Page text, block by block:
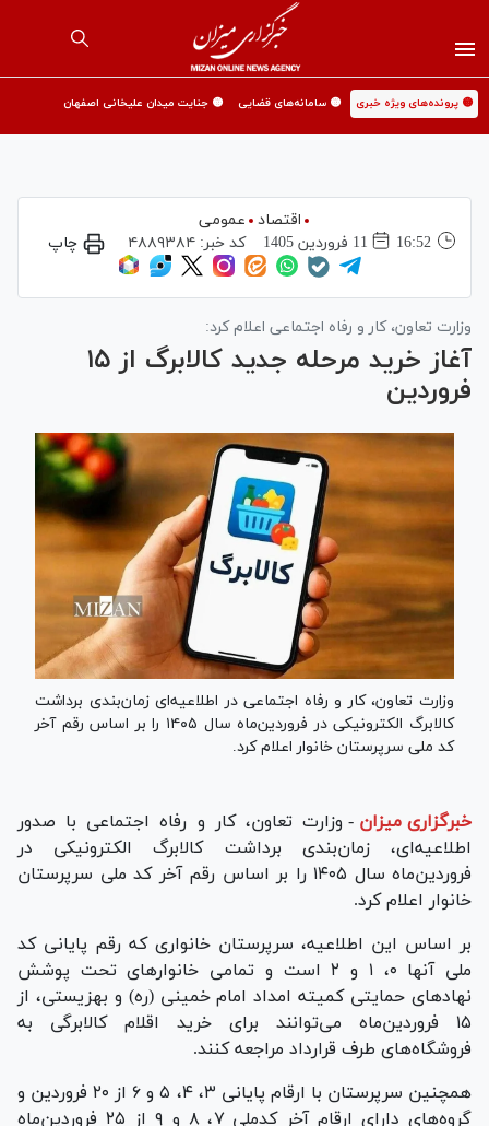
🟡 پرونده‌های ویژه خبری 🟡 سامانه‌های قضایی 🟡 جنایت میدان علیخانی اصفهان
اقتصاد
عمومی
16:52
11 فروردين 1405 کد خبر:۴۸۸۹۳۸۴ چاپ
وزارت تعاون، کار و رفاه اجتماعی اعلام کرد:
آغاز خرید مرحله جدید کالابرگ از ۱۵
فروردین
وزارت تعاون، کار و رفاه اجتماعی در اطلاعیه‌ای زمان‌بندی برداشت
کالابرگ الکترونیکی در فروردین‌ماه سال ۱۴۰۵ را بر اساس رقم آخر
کد ملی سرپرستان خانوار اعلام کرد.
خبرگزاری میزان - وزارت تعاون، کار و رفاه اجتماعی با صدور
اطلاعیه‌ای، زمان‌بندی برداشت کالابرگ الکترونیکی در
فروردین‌ماه سال ۱۴۰۵ را بر اساس رقم آخر کد ملی سرپرستان
خانوار اعلام کرد.
بر اساس این اطلاعیه، سرپرستان خانواری که رقم پایانی کد
ملی آنها ۰، ۱ و ۲ است و تمامی خانوار‌های تحت پوشش
نهاد‌های حمایتی کمیته امداد امام خمینی (ره) و بهزیستی، از
۱۵ فروردین‌ماه می‌توانند برای خرید اقلام کالابرگی به
فروشگاه‌های طرف قرارداد مراجعه کنند.
همچنین سرپرستان با ارقام پایانی ۳، ۴، ۵ و ۶ از ۲۰ فروردین و
گروه‌های دارای ارقام آخر کدملی ۷، ۸ و ۹ از ۲۵ فروردین‌ماه